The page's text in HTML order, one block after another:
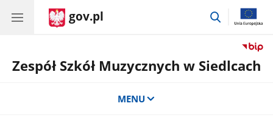
gov.pl
przejdź
Zespół Szkół Muzycznych w Siedlcach
MENU